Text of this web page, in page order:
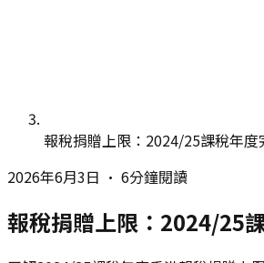
報稅捐贈上限：2024/25課稅年
2026年6月3日 • 6分鐘閱讀
報稅捐贈上限：2024/25